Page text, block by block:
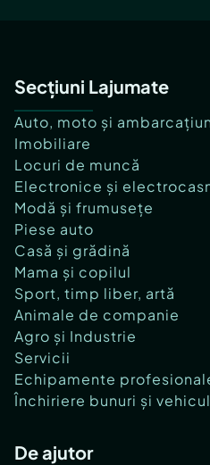
Secțiuni Lajumate
Auto, moto și
Imobiliare
Locuri de muncă
Electronice și
Modă și frumusețe
Piese auto
Casă și grădină
Mama și copilul
Sport, timp liber, artă
Animale de companie
Agro și Industrie
Servicii
Echipamente
Închiriere bunuri și
De ajutor